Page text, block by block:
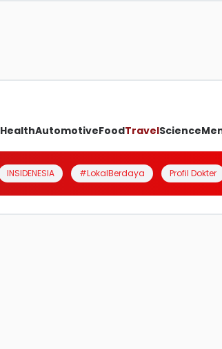
HealthAutomotiveFoodTravelScience
INSIDENESIA #LokalBerdaya Profil Dokter